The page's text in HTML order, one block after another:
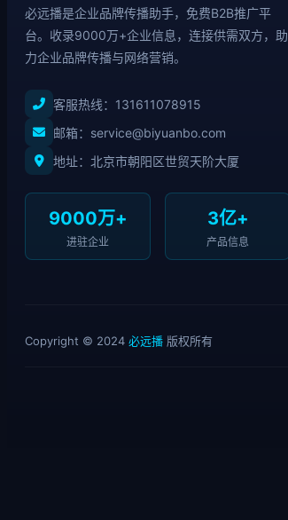
必远播是企业品牌传播助手，免费B2B推广平
台。收录9000万+企业信息，连接供需双方，助
力企业品牌传播与网络营销。
客服热线： 131611078915
邮箱：service@biyuanbo.com
地址：北京市朝阳区世贸天阶大厦
9000万+
进驻企业
3亿+
产品信息
Copyright © 2024 必远播 版权所有